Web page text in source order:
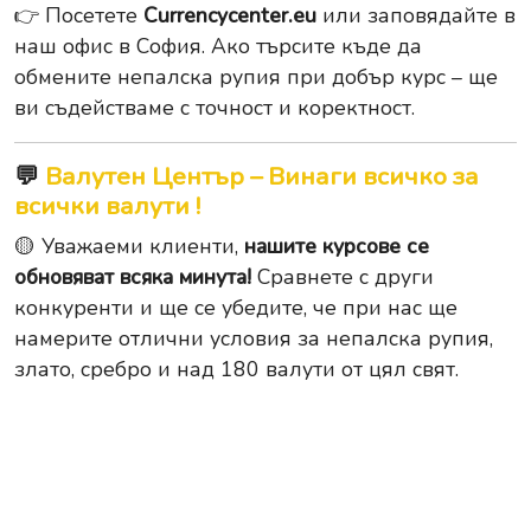
👉 Посетете Currencycenter.eu или заповядайте в
наш офис в София. Ако търсите къде да
обмените непалска рупия при добър курс – ще
ви съдействаме с точност и коректност.
💬 Валутен Център – Винаги всичко за
всички валути !
🟡 Уважаеми клиенти, нашите курсове се
обновяват всяка минута! Сравнете с други
конкуренти и ще се убедите, че при нас ще
намерите отлични условия за непалска рупия,
злато, сребро и над 180 валути от цял свят.